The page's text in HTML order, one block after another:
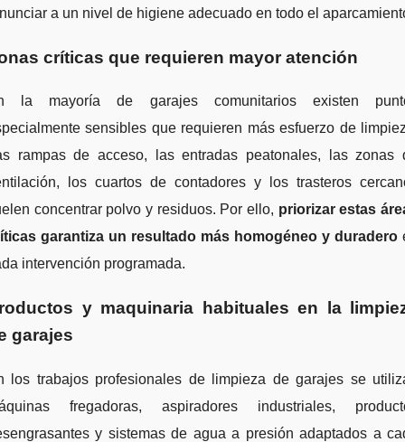
a un nivel de higiene adecuado en todo el
críticas que requieren mayor atención
la mayoría de garajes comunitarios existen
sensibles que requieren más esfuerzo de
rampas de acceso, las entradas peatonales, las zonas
los cuartos de contadores y los trasteros
concentrar polvo y residuos. Por ello, priorizar estas
garantiza un resultado más homogéneo y duradero
intervención programada.
y maquinaria habituales en la
garajes
los trabajos profesionales de limpieza de garajes se
fregadoras, aspiradores industriales,
y sistemas de agua a presión adaptados a